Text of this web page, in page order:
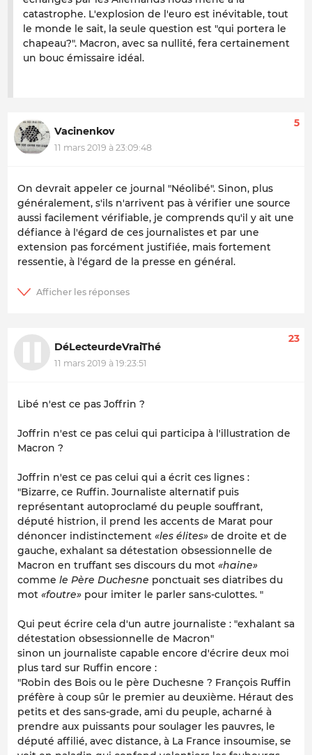
catastrophe. L'explosion de l'euro est inévitable, tout
le monde le sait, la seule question est "qui portera le
chapeau?". Macron, avec sa nullité, fera certainement
un bouc émissaire idéal.
Vacinenkov
11 mars 2019 à 23:09:48
5
On devrait appeler ce journal "Néolibé". Sinon, plus
généralement, s'ils n'arrivent pas à vérifier une source
aussi facilement vérifiable, je comprends qu'il y ait une
défiance à l'égard de ces journalistes et par une
extension pas forcément justifiée, mais fortement
ressentie, à l'égard de la presse en général.
DéLecteurdeVraiThé
11 mars 2019 à 19:23:51
23
Libé n'est ce pas Joffrin ?
Joffrin n'est ce pas celui qui participa à l'illustration de
Macron ?
Joffrin n'est ce pas celui qui a écrit ces lignes :
"Bizarre, ce Ruffin. Journaliste alternatif puis
représentant autoproclamé du peuple souffrant,
député histrion, il prend les accents de Marat pour
dénoncer indistinctement «les élites» de droite et de
gauche, exhalant sa détestation obsessionnelle de
Macron en truffant ses discours du mot «haine»
comme le Père Duchesne ponctuait ses diatribes du
mot «foutre» pour imiter le parler sans-culottes. "
Qui peut écrire cela d'un autre journaliste : "exhalant sa
détestation obsessionnelle de Macron"
sinon un journaliste capable encore d'écrire deux moi
plus tard sur Ruffin encore :
"Robin des Bois ou le père Duchesne ? François Ruffin
préfère à coup sûr le premier au deuxième. Héraut des
petits et des sans-grade, ami du peuple, acharné à
prendre aux puissants pour soulager les pauvres, le
député affilié, avec distance, à La France insoumise, se